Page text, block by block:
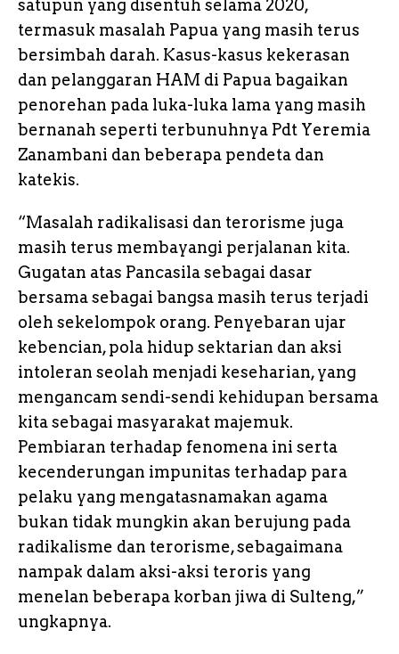
satupun yang disentuh selama 2020,
termasuk masalah Papua yang masih terus
bersimbah darah. Kasus-kasus kekerasan
dan pelanggaran HAM di Papua bagaikan
penorehan pada luka-luka lama yang masih
bernanah seperti terbunuhnya Pdt Yeremia
Zanambani dan beberapa pendeta dan
katekis.
“Masalah radikalisasi dan terorisme juga
masih terus membayangi perjalanan kita.
Gugatan atas Pancasila sebagai dasar
bersama sebagai bangsa masih terus terjadi
oleh sekelompok orang. Penyebaran ujar
kebencian, pola hidup sektarian dan aksi
intoleran seolah menjadi keseharian, yang
mengancam sendi-sendi kehidupan bersama
kita sebagai masyarakat majemuk.
Pembiaran terhadap fenomena ini serta
kecenderungan impunitas terhadap para
pelaku yang mengatasnamakan agama
bukan tidak mungkin akan berujung pada
radikalisme dan terorisme, sebagaimana
nampak dalam aksi-aksi teroris yang
menelan beberapa korban jiwa di Sulteng,”
ungkapnya.